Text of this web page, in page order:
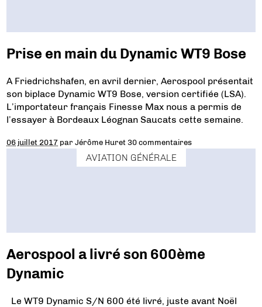
Prise en main du Dynamic WT9 Bose
A Friedrichshafen, en avril dernier, Aerospool présentait
son biplace Dynamic WT9 Bose, version certifiée (LSA).
L’importateur français Finesse Max nous a permis de
l’essayer à Bordeaux Léognan Saucats cette semaine.
06 juillet 2017 parJérôme Huret 30 commentaires
AVIATION GÉNÉRALE
Aerospool a livré son 600ème
Dynamic
Le WT9 Dynamic S/N 600 été livré, juste avant Noël